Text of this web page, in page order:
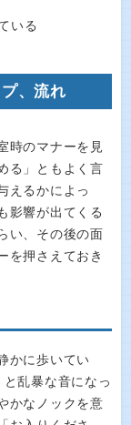
、流れ
時のマナーを見
る」ともよく言
えるかによっ
影響が出てくる
い、その後の面
を押さえておき
かに歩いてい
乱暴な音になっ
かなノックを意